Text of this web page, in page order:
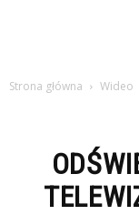
Strona główna Wideo